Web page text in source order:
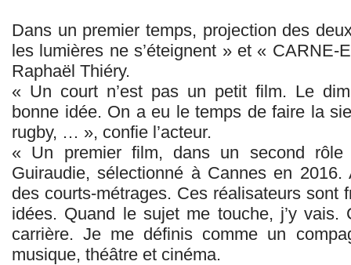
Dans un premier temps, projection des
les lumières ne s’éteignent » et « CARNE-
Raphaël Thiéry.
« Un court n’est pas un petit film. Le
bonne idée. On a eu le temps de faire la
rugby, … », confie l’acteur.
« Un premier film, dans un second rôle
Guiraudie, sélectionné à Cannes en 2016.
des courts-métrages. Ces réalisateurs sont
idées. Quand le sujet me touche, j’y vais.
carrière. Je me définis comme un
musique, théâtre et cinéma.